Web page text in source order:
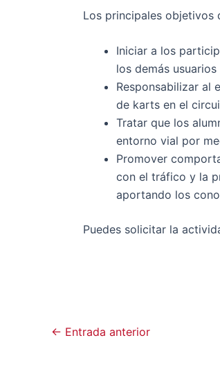
Los principales objetivos
Iniciar a los
los demás
Responsabilizar al
de karts en el
Tratar que los
entorno vial por
Promover
con el tráfico y la
aportando los
Puedes solicitar la
← Entrada anterior